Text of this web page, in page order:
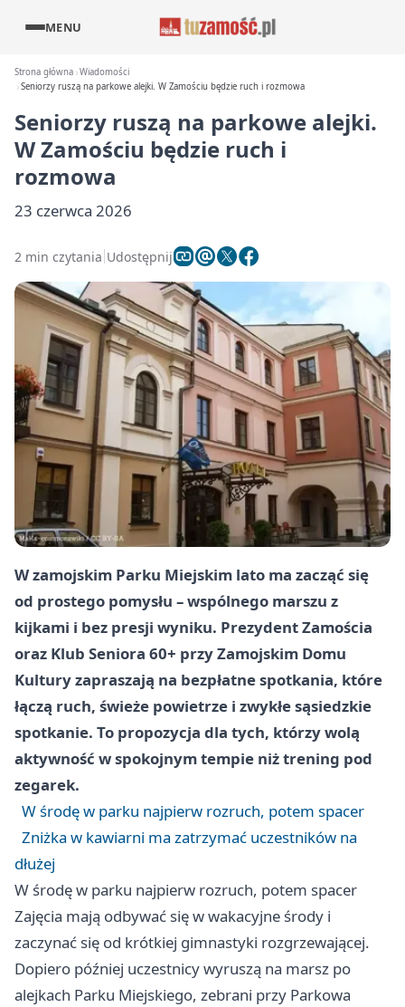
MENU
Strona główna Wiadomości
Seniorzy ruszą na parkowe alejki. W Zamościu będzie ruch i rozmowa
Seniorzy ruszą na parkowe alejki.
W Zamościu będzie ruch i
rozmowa
23 czerwca 2026
2 min czytania Udostępnij
W zamojskim Parku Miejskim lato ma zacząć się
od prostego pomysłu – wspólnego marszu z
kijkami i bez presji wyniku. Prezydent Zamościa
oraz Klub Seniora 60+ przy Zamojskim Domu
Kultury zapraszają na bezpłatne spotkania, które
łączą ruch, świeże powietrze i zwykłe sąsiedzkie
spotkanie. To propozycja dla tych, którzy wolą
aktywność w spokojnym tempie niż trening pod
zegarek.
W środę w parku najpierw rozruch, potem spacer
Zniżka w kawiarni ma zatrzymać uczestników na
dłużej
W środę w parku najpierw rozruch, potem spacer
Zajęcia mają odbywać się w wakacyjne środy i
zaczynać się od krótkiej gimnastyki rozgrzewającej.
Dopiero później uczestnicy wyruszą na marsz po
alejkach Parku Miejskiego, zebrani przy Parkowa